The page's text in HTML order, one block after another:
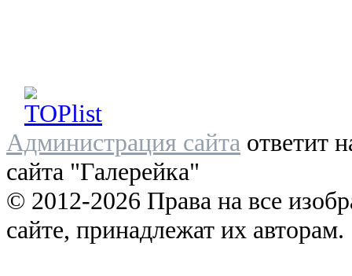
Администрация сайта ответит
сайта "Галерейка"
© 2012-2026 Права на все
сайте, принадлежат их авторам.